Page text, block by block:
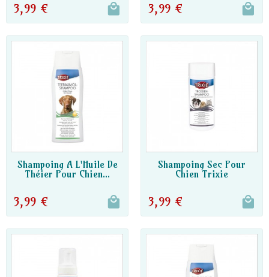
3,99 € 3,99 €
DISPO PARTENAIRE
Shampoing A L'Huile De
Théier Pour Chien...
3,99 €
DISPO PARTENAIRE
Shampoing Sec Pour
Chien Trixie
3,99 €